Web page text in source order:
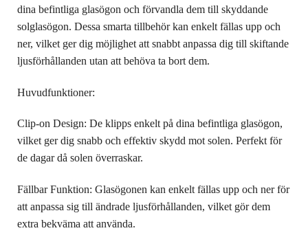
dina befintliga glasögon och förvandla dem till skyddande
solglasögon. Dessa smarta tillbehör kan enkelt fällas upp och
ner, vilket ger dig möjlighet att snabbt anpassa dig till skiftande
ljusförhållanden utan att behöva ta bort dem.
Huvudfunktioner:
Clip-on Design: De klipps enkelt på dina befintliga glasögon,
vilket ger dig snabb och effektiv skydd mot solen. Perfekt för
de dagar då solen överraskar.
Fällbar Funktion: Glasögonen kan enkelt fällas upp och ner för
att anpassa sig till ändrade ljusförhållanden, vilket gör dem
extra bekväma att använda.